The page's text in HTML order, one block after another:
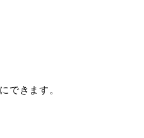
できます。